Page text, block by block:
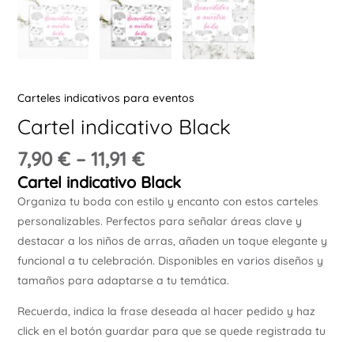
Carteles indicativos para eventos
Cartel indicativo Black
7,90 €– 11,91 €
Cartel indicativo Black
Organiza tu boda con estilo y encanto con estos carteles
personalizables. Perfectos para señalar áreas clave y
destacar a los niños de arras, añaden un toque elegante y
funcional a tu celebración. Disponibles en varios diseños y
tamaños para adaptarse a tu temática.
Recuerda, indica la frase deseada al hacer pedido y haz
click en el botón guardar para que se quede registrada tu